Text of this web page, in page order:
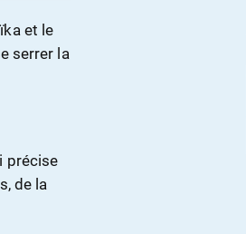
et le
serrer la
précise
de la